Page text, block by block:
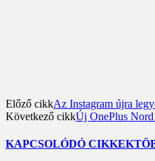
Előző cikkAz Instagram újra
Következő cikkÚj OnePlus Nord
KAPCSOLÓDÓ CIKKEK